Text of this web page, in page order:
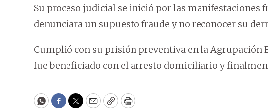
Su proceso judicial se inició por las manifestaciones
denunciara un supuesto fraude y no reconocer su
Cumplió con su prisión preventiva en la Agrupación
fue beneficiado con el arresto domiciliario y
WhatsApp
Facebook
Twitter
EmailCopyPrint